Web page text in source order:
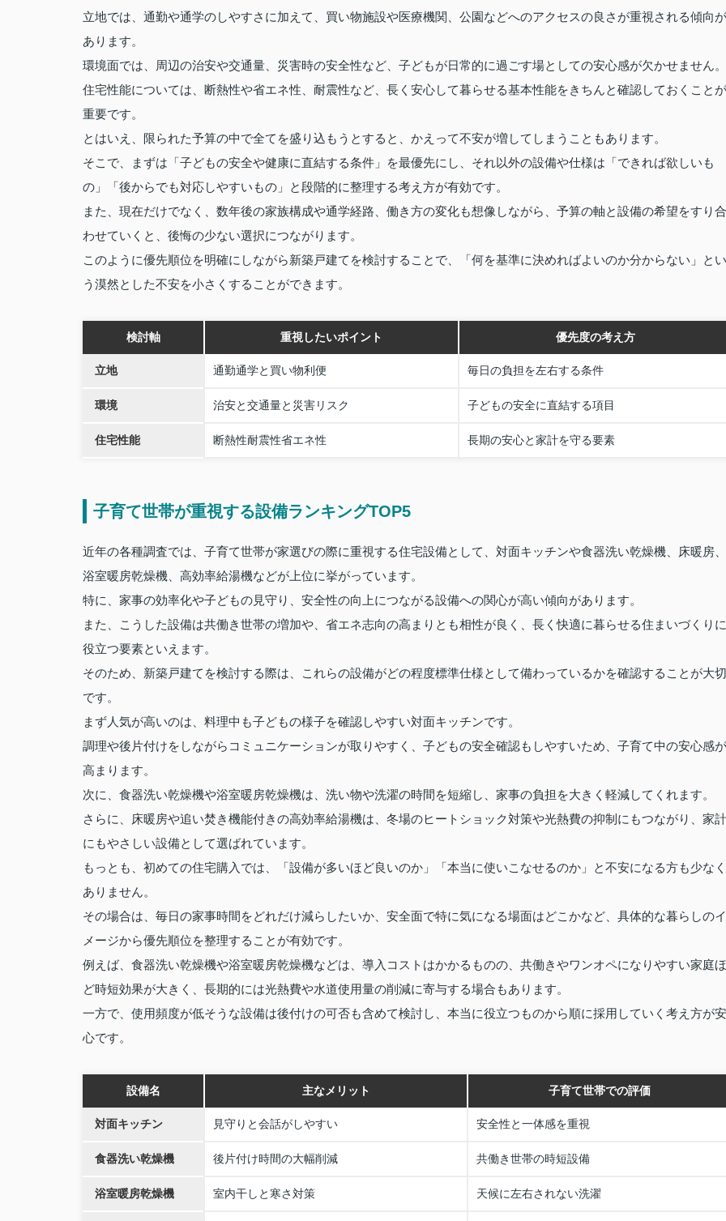
立地では、通勤や通学のしやすさに加えて、買い物施設や医療機関、公園などへのアクセスの良さが重視される傾向が
あります。
環境面では、周辺の治安や交通量、災害時の安全性など、子どもが日常的に過ごす場としての安心感が欠かせません。
住宅性能については、断熱性や省エネ性、耐震性など、長く安心して暮らせる基本性能をきちんと確認しておくことが
重要です。
とはいえ、限られた予算の中で全てを盛り込もうとすると、かえって不安が増してしまうこともあります。
そこで、まずは「子どもの安全や健康に直結する条件」を最優先にし、それ以外の設備や仕様は「できれば欲しいも
の」「後からでも対応しやすいもの」と段階的に整理する考え方が有効です。
また、現在だけでなく、数年後の家族構成や通学経路、働き方の変化も想像しながら、予算の軸と設備の希望をすり合
わせていくと、後悔の少ない選択につながります。
このように優先順位を明確にしながら新築戸建てを検討することで、「何を基準に決めればよいのか分からない」とい
う漠然とした不安を小さくすることができます。
検討軸 重視したいポイント 優先度の考え方
立地 通勤通学と買い物利便 毎日の負担を左右する条件
環境 治安と交通量と災害リスク 子どもの安全に直結する項目
住宅性能 断熱性耐震性省エネ性 長期の安心と家計を守る要素
子育て世帯が重視する設備ランキングTOP5
近年の各種調査では、子育て世帯が家選びの際に重視する住宅設備として、対面キッチンや食器洗い乾燥機、床暖房、
浴室暖房乾燥機、高効率給湯機などが上位に挙がっています。
特に、家事の効率化や子どもの見守り、安全性の向上につながる設備への関心が高い傾向があります。
また、こうした設備は共働き世帯の増加や、省エネ志向の高まりとも相性が良く、長く快適に暮らせる住まいづくりに
役立つ要素といえます。
そのため、新築戸建てを検討する際は、これらの設備がどの程度標準仕様として備わっているかを確認することが大切
です。
まず人気が高いのは、料理中も子どもの様子を確認しやすい対面キッチンです。
調理や後片付けをしながらコミュニケーションが取りやすく、子どもの安全確認もしやすいため、子育て中の安心感が
高まります。
次に、食器洗い乾燥機や浴室暖房乾燥機は、洗い物や洗濯の時間を短縮し、家事の負担を大きく軽減してくれます。
さらに、床暖房や追い焚き機能付きの高効率給湯機は、冬場のヒートショック対策や光熱費の抑制にもつながり、家計
にもやさしい設備として選ばれています。
もっとも、初めての住宅購入では、「設備が多いほど良いのか」「本当に使いこなせるのか」と不安になる方も少なく
ありません。
その場合は、毎日の家事時間をどれだけ減らしたいか、安全面で特に気になる場面はどこかなど、具体的な暮らしのイ
メージから優先順位を整理することが有効です。
例えば、食器洗い乾燥機や浴室暖房乾燥機などは、導入コストはかかるものの、共働きやワンオペになりやすい家庭ほ
ど時短効果が大きく、長期的には光熱費や水道使用量の削減に寄与する場合もあります。
一方で、使用頻度が低そうな設備は後付けの可否も含めて検討し、本当に役立つものから順に採用していく考え方が安
心です。
設備名 主なメリット 子育て世帯での評価
対面キッチン 見守りと会話がしやすい 安全性と一体感を重視
食器洗い乾燥機 後片付け時間の大幅削減 共働き世帯の時短設備
浴室暖房乾燥機 室内干しと寒さ対策 天候に左右されない洗濯